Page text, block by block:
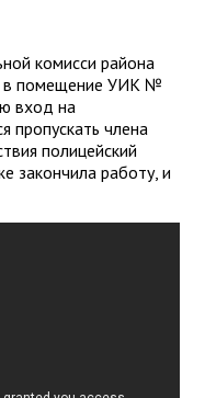
комисси района
в помещение УИК №
вход на
пропускать члена
полицейский
закончила работу, и